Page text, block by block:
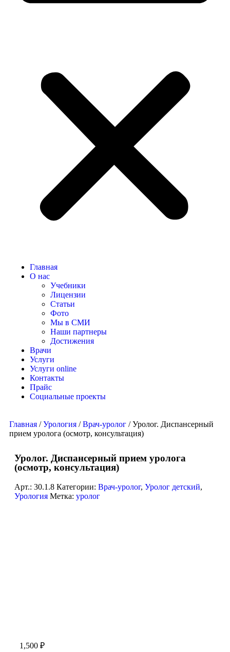
Главная
О нас
Учебники
Лицензии
Статьи
Фото
Мы в СМИ
Наши партнеры
Достижения
Врачи
Услуги
Услуги online
Контакты
Прайс
Социальные проекты
Главная /Урология /Врач-уролог / Уролог. Диспансерный
прием уролога (осмотр, консультация)
Уролог. Диспансерный прием уролога
(осмотр, консультация)
Арт.: 30.1.8 Категории: Врач-уролог, Уролог детский,
Урология Метка: уролог
1,500 ₽